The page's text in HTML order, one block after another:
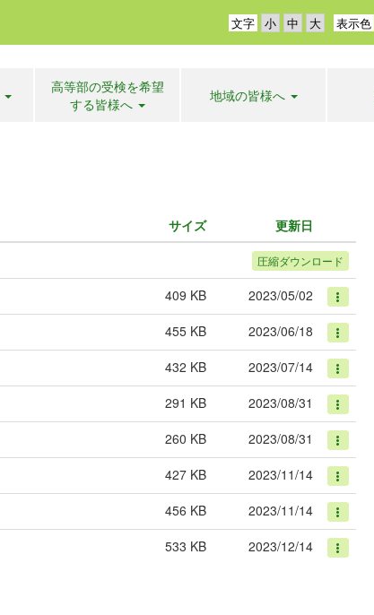
表示色
文字
高等部の受検を希望
する皆様へ
地域の皆様へ
サイズ
更新日
圧縮ダウンロード
409 KB
2023/05/02
455 KB
2023/06/18
432 KB
2023/07/14
291 KB
2023/08/31
260 KB
2023/08/31
427 KB
2023/11/14
456 KB
2023/11/14
533 KB 2023/12/14